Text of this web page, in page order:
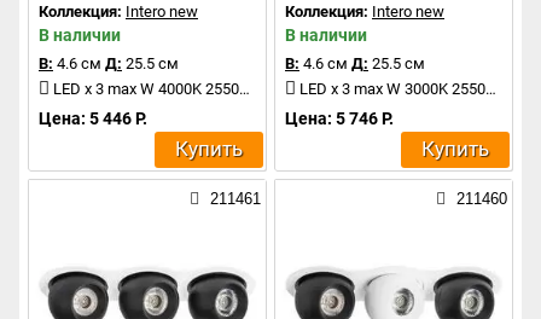
Коллекция: Intero new
В наличии
В: 4.6 см Д: 25.5 см
LED x 3 max W 4000K 2550Lm
Цена: 5 446 Р.
Купить
Коллекция: Intero new
В наличии
В: 4.6 см Д: 25.5 см
LED x 3 max W 3000K 2550Lm
Цена: 5 746 Р.
Купить
211461 211460